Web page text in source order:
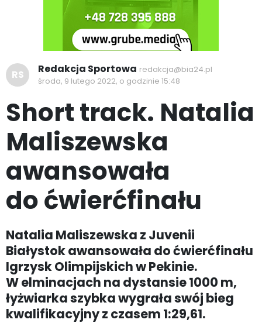
RS Redakcja Sportowa redakcja@bia24.pl
środa, 9 lutego 2022, o godzinie 15:48
Short track. Natalia
Maliszewska
awansowała
do ćwierćfinału
Natalia Maliszewska z Juvenii
Białystok awansowała do ćwierćfinału
Igrzysk Olimpijskich w Pekinie.
W elminacjach na dystansie 1000 m,
łyżwiarka szybka wygrała swój bieg
kwalifikacyjny z czasem 1:29,61.